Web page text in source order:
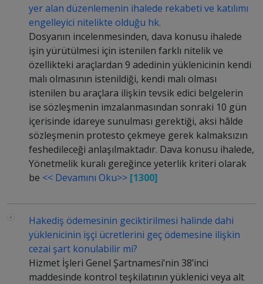
yer alan düzenlemenin ihalede rekabeti ve katılımı
engelleyici nitelikte olduğu hk.
Dosyanın incelenmesinden, dava konusu ihalede
işin yürütülmesi için istenilen farklı nitelik ve
özellikteki araçlardan 9 adedinin yüklenicinin kendi
malı olmasının istenildiği, kendi malı olması
istenilen bu araçlara ilişkin tevsik edici belgelerin
ise sözleşmenin imzalanmasından sonraki 10 gün
içerisinde idareye sunulması gerektiği, aksi hâlde
sözleşmenin protesto çekmeye gerek kalmaksızın
feshedileceği anlaşılmaktadır. Dava konusu ihalede,
Yönetmelik kuralı gereğince yeterlik kriteri olarak
be << Devamını Oku>> [1300]
Hakediş ödemesinin geciktirilmesi halinde dahi
yüklenicinin işçi ücretlerini geç ödemesine ilişkin
cezai şart konulabilir mi?
Hizmet İşleri Genel Şartnamesi’nin 38’inci
maddesinde kontrol teşkilatının yüklenici veya alt